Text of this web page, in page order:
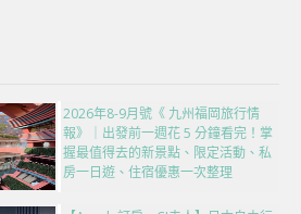
2026年8-9月號《 九州福岡旅行情
報》｜出發前一週花 5 分鐘看完！掌
握最值得去的新景點、限定活動、私
房一日遊、住宿優惠一次整理